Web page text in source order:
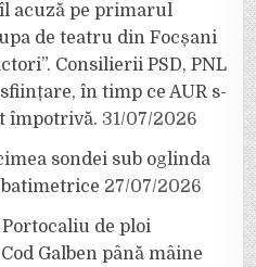
acuză pe primarul
de teatru din Focșani
Consilierii PSD, PNL
în timp ce AUR s-
împotrivă. 31/07/2026
sondei sub oglinda
27/07/2026
Portocaliu de ploi
Galben până mâine